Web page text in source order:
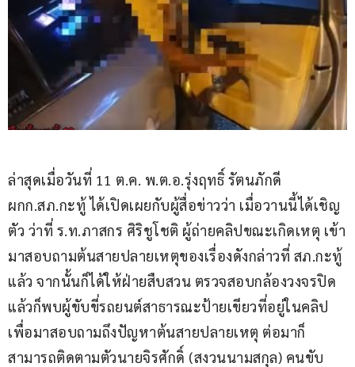
ล่าสุดเมื่อวันที่ 11 ต.ค. พ.ต.อ.รุ่งฤทธิ์ รัตนภักดี
ผกก.สภ.กะทู้ ได้เปิดเผยกับผู้สื่อข่าวว่า เมื่อวานนี้ได้เชิญ
ตัว ว่าที่ ร.ท.ภาสกร ศิริชูโชติ ผู้ถ่ายคลิปขณะเกิดเหตุ เข้า
มาสอบถามต้นสายปลายเหตุของเรื่องดังกล่าวที่ สภ.กะทู้
แล้ว จากนั้นก็ได้ให้ฝ่ายสืบสวน ตรวจสอบกล้องวงจรปิด
แล้วก็พบผู้ขับขี่รถยนต์สาธารณะป้ายเขียวที่อยู่ในคลิป
เพื่อมาสอบถามถึงปัญหาต้นสายปลายเหตุ ต่อมาก็
สามารถติดตามตัวนายจิรศักดิ์ (สงวนนามสกุล) คนขับ